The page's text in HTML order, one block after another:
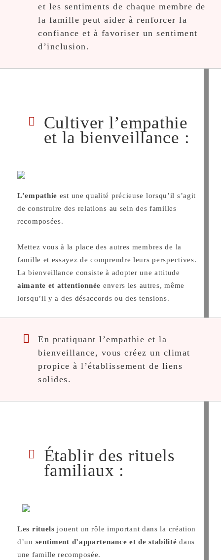
et les sentiments de chaque membre de
la famille peut aider à renforcer la
confiance et à favoriser un sentiment
d’inclusion.
Cultiver l’empathie
et la bienveillance :
L’empathie est une qualité précieuse lorsqu’il s’agit
de construire des relations au sein des familles
recomposées.
Mettez vous à la place des autres membres de la
famille et essayez de comprendre leurs perspectives.
La bienveillance consiste à adopter une attitude
aimante et attentionnée envers les autres, même
lorsqu’il y a des désaccords ou des tensions.
En pratiquant l’empathie et la
bienveillance, vous créez un climat
propice à l’établissement de liens
solides.
Établir des rituels
familiaux :
Les rituels jouent un rôle important dans la création
d’un sentiment d’appartenance et de stabilité dans
une famille recomposée.